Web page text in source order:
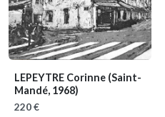
LEPEYTRE Corinne (Saint-
Mandé, 1968)
220 €